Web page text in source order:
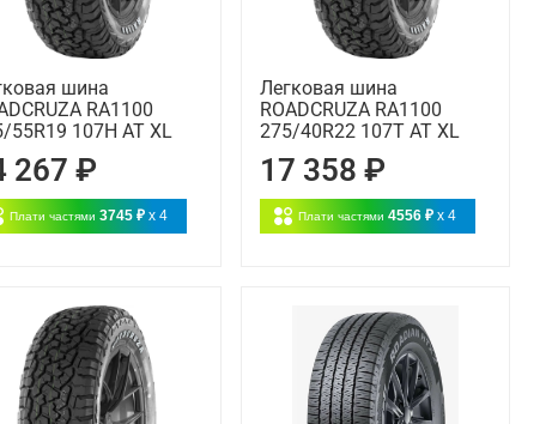
шина
RA1100
55R19 107H AT XL
267 ₽
Плати частями 3745 ₽ x 4
Легковая шина
ROADCRUZA RA1100
275/40R22 107T AT XL
17 358 ₽
Плати частями 4556 ₽ x 4